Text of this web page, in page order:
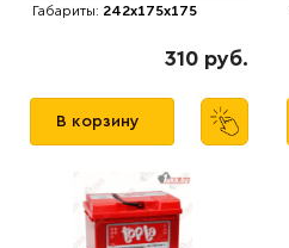
Габариты: 242x175x175
310 руб.
В корзину